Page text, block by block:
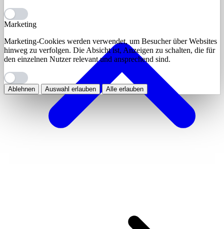
Marketing
Marketing-Cookies werden verwendet, um Besucher über Websites
hinweg zu verfolgen. Die Absicht ist, Anzeigen zu schalten, die für
den einzelnen Nutzer relevant und ansprechend sind.
Ablehnen Auswahl erlauben Alle erlauben